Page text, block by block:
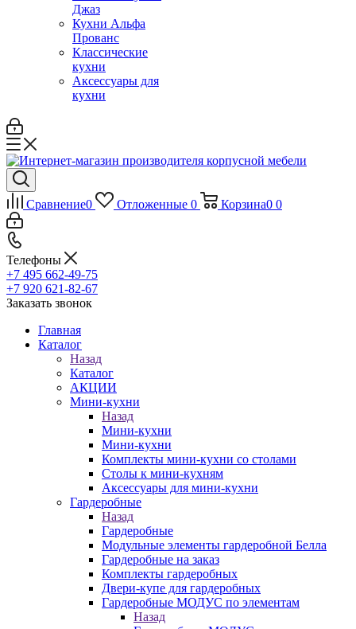
Джаз
Кухни Альфа
Прованс
Классические
кухни
Аксессуары для
кухни
Сравнение0 Отложенные 0 Корзина0 0
Телефоны
+7 495 662-49-75
+7 920 621-82-67
Заказать звонок
Главная
Каталог
Назад
Каталог
АКЦИИ
Мини-кухни
Назад
Мини-кухни
Мини-кухни
Комплекты мини-кухни со столами
Столы к мини-кухням
Аксессуары для мини-кухни
Гардеробные
Назад
Гардеробные
Модульные элементы гардеробной Белла
Гардеробные на заказ
Комплекты гардеробных
Двери-купе для гардеробных
Гардеробные МОДУС по элементам
Назад